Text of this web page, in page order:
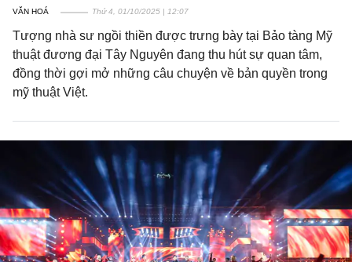
VĂN HOÁ Thứ 4, 01/10/2025 | 12:07
Tượng nhà sư ngồi thiền được trưng bày tại Bảo tàng Mỹ
thuật đương đại Tây Nguyên đang thu hút sự quan tâm,
đồng thời gợi mở những câu chuyện về bản quyền trong
mỹ thuật Việt.